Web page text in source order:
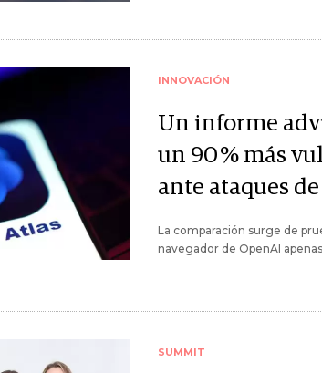
INNOVACIÓN
Un informe
un 90 % más
ante ataques
La comparación surge de
navegador de OpenAI
SUMMIT